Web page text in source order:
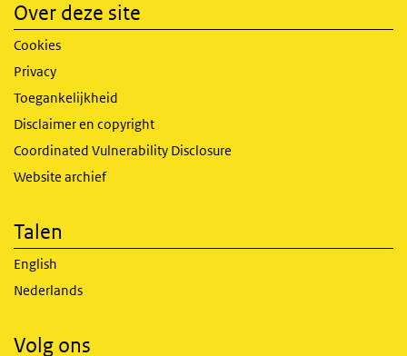
Over deze site
Cookies
Privacy
Toegankelijkheid
Disclaimer en copyright
Coordinated Vulnerability Disclosure
Website archief
Talen
English
Nederlands
Volg ons